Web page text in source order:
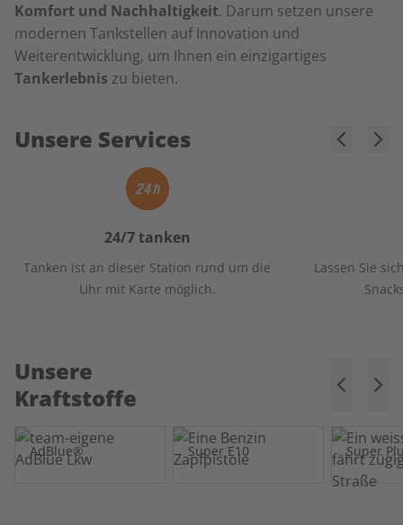
Komfort und Nachhaltigkeit. Darum setzen unsere
modernen Tankstellen auf Innovation und
Weiterentwicklung, um Ihnen ein einzigartiges
Tankerlebnis zu bieten.
Unsere Services
24/7 tanken
Tanken ist an dieser Station rund um die
Uhr mit Karte möglich.
Lassen Sie
Unsere
Kraftstoffe
AdBlue® Super E10 Super